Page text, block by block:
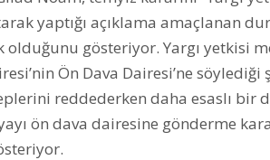
yaptığı açıklama amaçlanan
gösteriyor. Yargı yetkisi
Ön Dava Dairesi’ne söylediği
reddederken daha esaslı bir
ön dava dairesine gönderme